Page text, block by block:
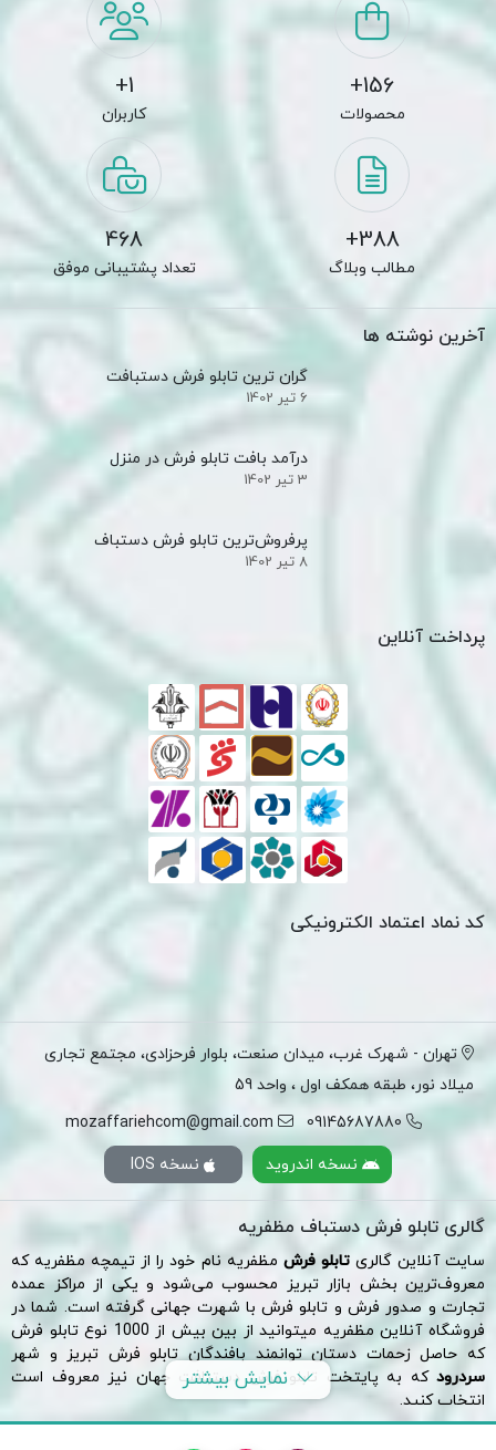
156+
محصولات
1+
کاربران
388+
مطالب وبلاگ
468
تعداد پشتیبانی موفق
آخرین نوشته ها
گران ترین تابلو فرش دستبافت
6 تیر 1402
درآمد بافت تابلو فرش در منزل
3 تیر 1402
پرفروش‌ترین تابلو فرش دستباف
8 تیر 1402
پرداخت آنلاین
کد نماد اعتماد الکترونیکی
تهران - شهرک غرب، میدان صنعت، بلوار فرحزادی، مجتمع تجاری
میلاد نور، طبقه همکف اول ، واحد 59
09145687880
mozaffariehcom@gmail.com
نسخه اندروید
نسخه IOS
گالری تابلو فرش دستباف مظفریه
سایت آنلاین گالریتابلو فرش مظفریه نام خود را از تیمچه مظفریه که
معروف‌ترین بخش بازار تبریز محسوب می‌شود و یکی از مراکز عمده
تجارت و صدور فرش و تابلو فرش با شهرت جهانی گرفته است. شما در
فروشگاه آنلاین مظفریه میتوانید از بین بیش از 1000 نوع تابلو فرش
که حاصل زحمات دستان توانمند بافندگان تابلو فرش تبریز و شهر
سردرود که به پایتخت تابلو فرش دستبافت جهان نیز معروف است
انتخاب کنید.
نمایش بیشتر